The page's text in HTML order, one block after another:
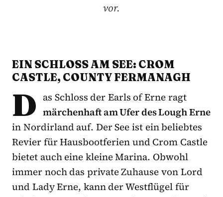
vor.
EIN SCHLOSS AM SEE: CROM
CASTLE, COUNTY FERMANAGH
D as Schloss der Earls of Erne ragt
märchenhaft am Ufer des Lough Erne
in Nordirland auf. Der See ist ein beliebtes
Revier für Hausbootferien und Crom Castle
bietet auch eine kleine Marina. Obwohl
immer noch das private Zuhause von Lord
und Lady Erne, kann der Westflügel für